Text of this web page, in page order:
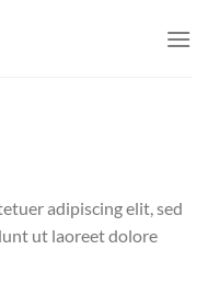
adipiscing elit, sed
ut laoreet dolore